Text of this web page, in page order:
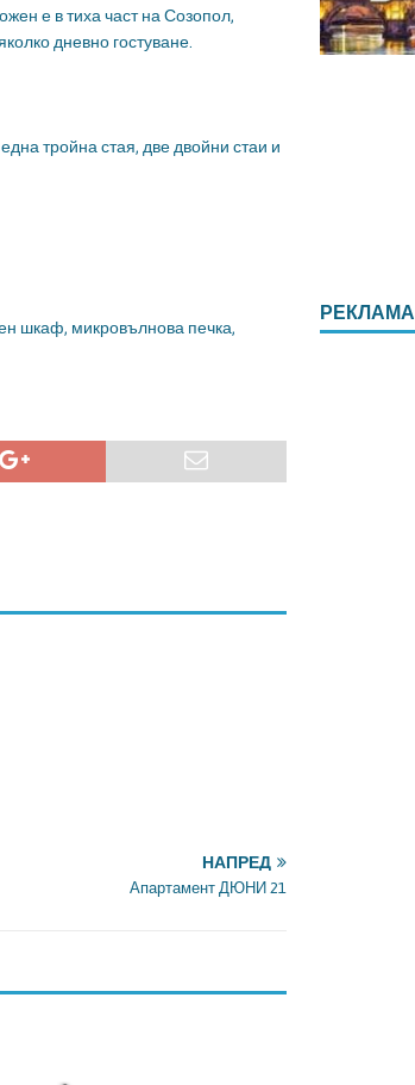
е в тиха част на Созопол,
дневно гостуване.
тройна стая, две двойни стаи и
шкаф, микровълнова печка,
НАПРЕД
Апартамент ДЮНИ 21
РЕКЛАМА